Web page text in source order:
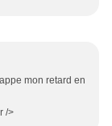
mon retard en
/>